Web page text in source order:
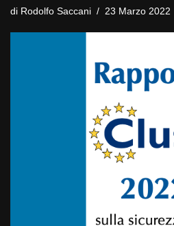
di Rodolfo Saccani 23 Marzo 2022